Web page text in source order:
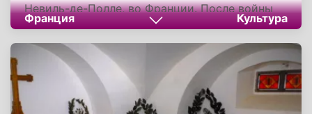
Невиль-де-Полле, во Франции. После войны
сын Александр перезахоронил останки отца
на родине в Виллер-Котре. В 2002 году указом
президента Франции Жака Ширака прах Дюма
был перенесен в парижский Пантеон.
Александр Дюма является одним из самых
читаемых французских авторов. Его самые
Франция Культура